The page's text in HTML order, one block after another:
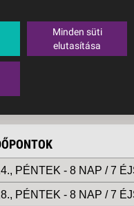
TIPPEK
PÉNTEK - 8 NAP / 7
PÉNTEK - 8 NAP / 7
Minden süti
elutasítása